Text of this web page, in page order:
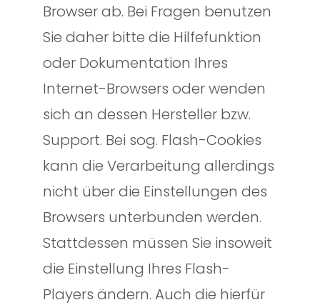
Browser ab. Bei Fragen benutzen
Sie daher bitte die Hilfefunktion
oder Dokumentation Ihres
Internet-Browsers oder wenden
sich an dessen Hersteller bzw.
Support. Bei sog. Flash-Cookies
kann die Verarbeitung allerdings
nicht über die Einstellungen des
Browsers unterbunden werden.
Stattdessen müssen Sie insoweit
die Einstellung Ihres Flash-
Players ändern. Auch die hierfür